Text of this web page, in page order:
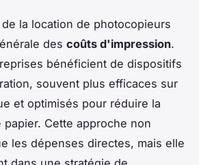
la location de photocopieurs
des coûts d'impression.
bénéficient de dispositifs
souvent plus efficaces sur
et optimisés pour réduire la
papier. Cette approche non
les dépenses directes, mais elle